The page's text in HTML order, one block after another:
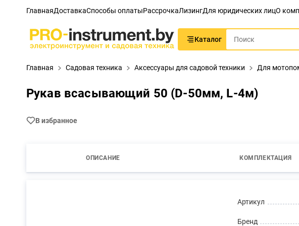
ГлавнаяДоставкаСпособы оплатыРассрочкаЛизингДля юридических лицО
Каталог
Главная Садовая техника Аксессуары для садовой техники Для
Рукав всасывающий 50 (D-50мм, L-4м)
Артикул
Бренд
В избранное
ОПИСАНИЕ КОМПЛЕКТАЦИЯ